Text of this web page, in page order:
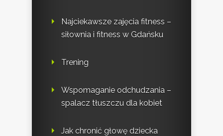
Najciekawsze zajęcia fitness –
siłownia i fitness w Gdańsku
Trening
Wspomaganie odchudzania –
spalacz tłuszczu dla kobiet
Jak chronić głowę dziecka